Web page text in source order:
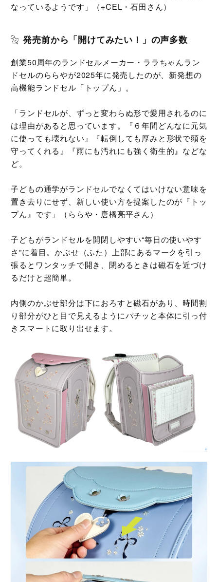
なっているようです」（+CEL・石田さん）
発売前から「開けてみたい！」の声多数
創業50周年のランドセルメーカー・ララちゃんラン
ドセルのららやが2025年に発売したのが、新発想の
高機能ランドセル「トップん」。
「ランドセルが、ずっと変わらぬ形で愛用されるのに
は理由があると思っています。『６年間どんなに元気
に使っても壊れない』『転倒しても厚みと形状で頭を
守ってくれる』『雨にも汚れにも強く衛生的』などな
ど。
子どもの通学がランドセルでなくてはいけない意味を
置き去りにせず、新しい使い方を提案したのが『トッ
プん』です」（ららや・唐橋亮平さん）
子どもがランドセルを開閉しやすい“毎日の使いやす
さ”に着目。かぶせ（ふた）上部にあるマークを引っ
張るとワンタッチで開き、閉めるときは磁石を近づけ
るだけと超簡単。
内側のかぶせ部分は下におろすと磁石があり、時間割
り部分がひと目で見えるようにパチッと本体に引っ付
きスマートに取り出せます。